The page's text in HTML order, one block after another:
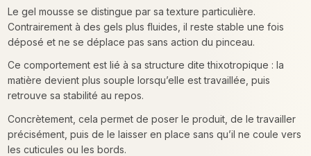
Le gel mousse se distingue par sa texture particulière.
Contrairement à des gels plus fluides, il reste stable une fois
déposé et ne se déplace pas sans action du pinceau.
Ce comportement est lié à sa structure dite thixotropique : la
matière devient plus souple lorsqu’elle est travaillée, puis
retrouve sa stabilité au repos.
Concrètement, cela permet de poser le produit, de le travailler
précisément, puis de le laisser en place sans qu’il ne coule vers
les cuticules ou les bords.